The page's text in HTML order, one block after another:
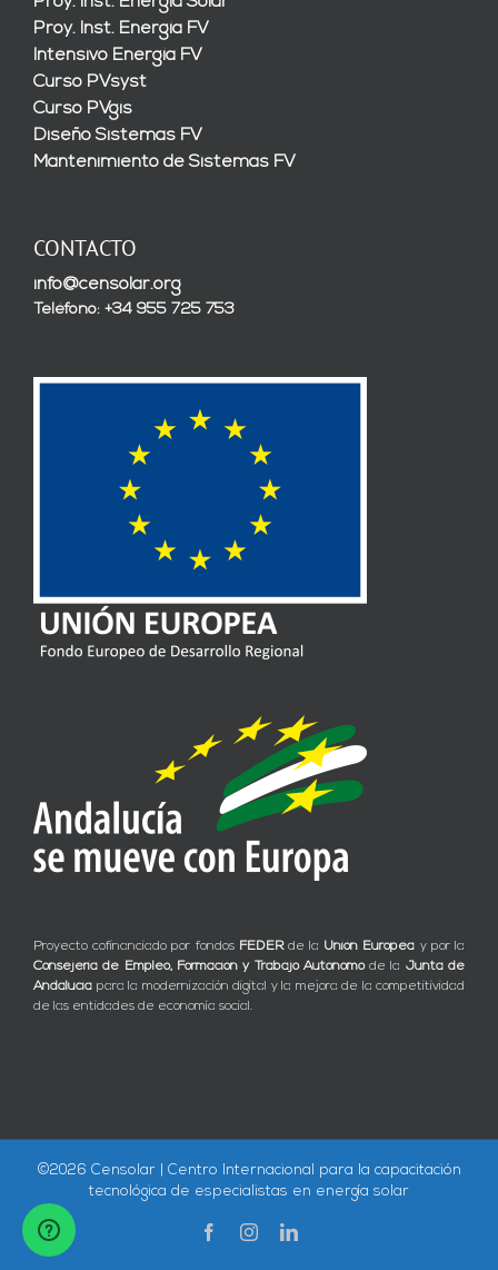
Proy. Inst. Energía FV
Intensivo Energía FV
Curso PVsyst
Curso PVgis
Diseño Sistemas FV
Mantenimiento de Sistemas FV
CONTACTO
info@censolar.org
Teléfono: +34 955 725 753
Proyecto cofinanciado por fondos FEDERde la Unión Europea y por la
Consejería de Empleo, Formación y Trabajo Autónomode la Junta de
Andalucía para la modernización digital y la mejora de la competitividad
de las entidades de economía social.
©2026 Censolar | Centro Internacional para la capacitación
tecnológica de especialistas en energía solar
FacebookInstagramLinkedIn